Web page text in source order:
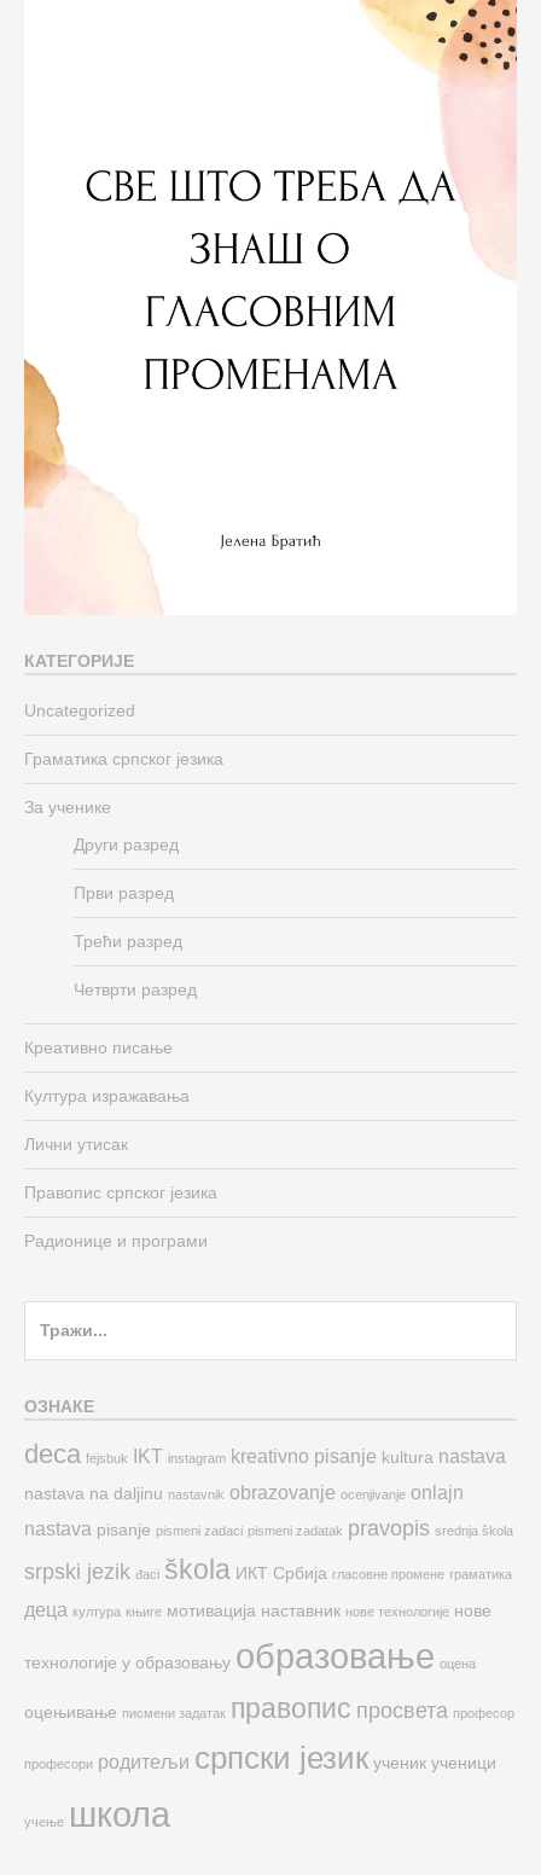
КАТЕГОРИЈЕ
Uncategorized
Граматика српског језика
За ученике
Други разред
Први разред
Трећи разред
Четврти разред
Креативно писање
Култура изражавања
Лични утисак
Правопис српског језика
Радионице и програми
ОЗНАКЕ
deca fejsbuk IKT instagram kreativno pisanje kultura nastava
nastava na daljinu nastavnik obrazovanje ocenjivanje onlajn
nastava pisanje pismeni zadaci pismeni zadatak pravopis srednja škola
srpski jezik đaci škola ИКТ Србија гласовне промене граматика
деца култура књиге мотивација наставник нове технологије нове
технологије у образовању образовање оцена
оцењивање писмени задатак правопис просвета професор
професори родитељи српски језик ученик ученици
учење школа